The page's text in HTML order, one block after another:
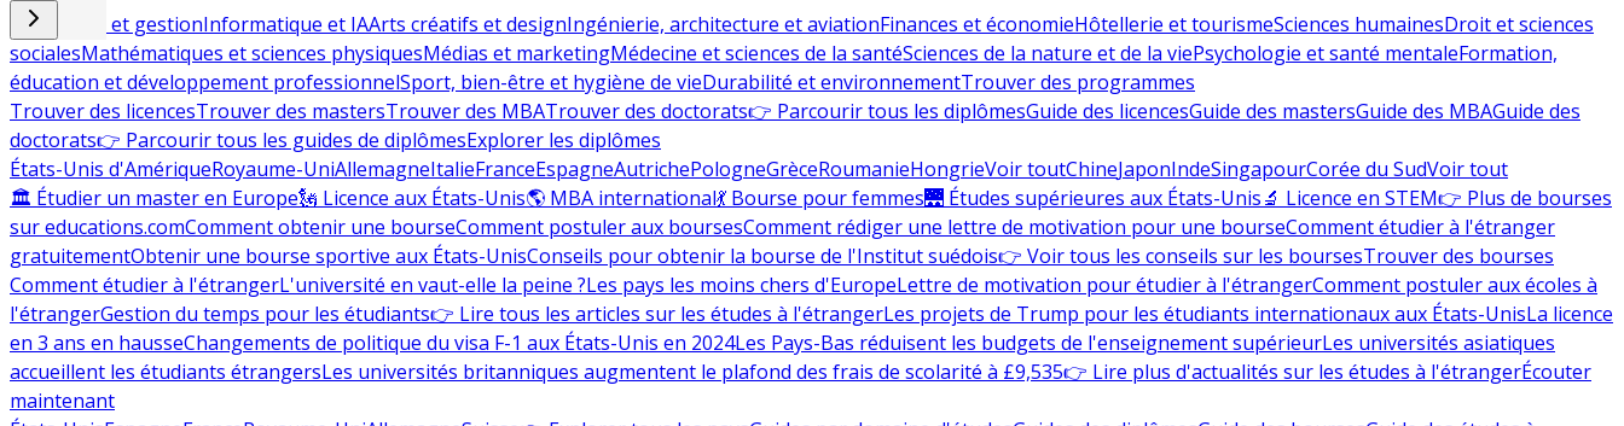
Commerce et gestionInformatique et IAArts créatifs et designIngénierie, architecture et aviationFinances et économieHôtellerie et tourismeSciences humainesDroit et sciences
socialesMathématiques et sciences physiquesMédias et marketingMédecine et sciences de la santéSciences de la nature et de la viePsychologie et santé mentaleFormation,
éducation et développement professionnelSport, bien-être et hygiène de vieDurabilité et environnementTrouver des programmes
Trouver des licencesTrouver des mastersTrouver des MBATrouver des doctorats👉 Parcourir tous les diplômesGuide des licencesGuide des mastersGuide des MBAGuide des
doctorats👉 Parcourir tous les guides de diplômesExplorer les diplômes
États-Unis d'AmériqueRoyaume-UniAllemagneItalieFranceEspagneAutrichePologneGrèceRoumanieHongrieVoir toutChineJaponIndeSingapourCorée du SudVoir tout
🏛 Étudier un master en Europe🗽 Licence aux États-Unis🌎 MBA international💃 Bourse pour femmes🌉 Études supérieures aux États-Unis🔬 Licence en STEM👉 Plus de bourses
sur educations.comComment obtenir une bourseComment postuler aux boursesComment rédiger une lettre de motivation pour une bourseComment étudier à l'étranger
gratuitementObtenir une bourse sportive aux États-UnisConseils pour obtenir la bourse de l'Institut suédois👉 Voir tous les conseils sur les boursesTrouver des bourses
Comment étudier à l'étrangerL'université en vaut-elle la peine ?Les pays les moins chers d'EuropeLettre de motivation pour étudier à l'étrangerComment postuler aux écoles à
l'étrangerGestion du temps pour les étudiants👉 Lire tous les articles sur les études à l'étrangerLes projets de Trump pour les étudiants internationaux aux États-UnisLa licence
en 3 ans en hausseChangements de politique du visa F-1 aux États-Unis en 2024Les Pays-Bas réduisent les budgets de l'enseignement supérieurLes universités asiatiques
accueillent les étudiants étrangersLes universités britanniques augmentent le plafond des frais de scolarité à £9,535👉 Lire plus d'actualités sur les études à l'étrangerÉcouter
maintenant